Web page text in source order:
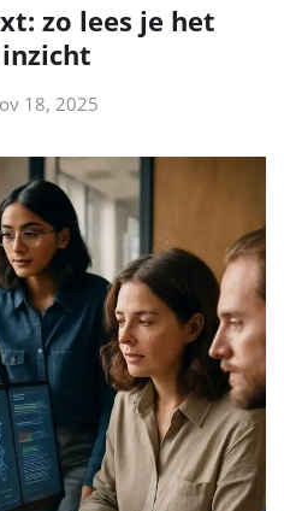
zo lees je het
18, 2025